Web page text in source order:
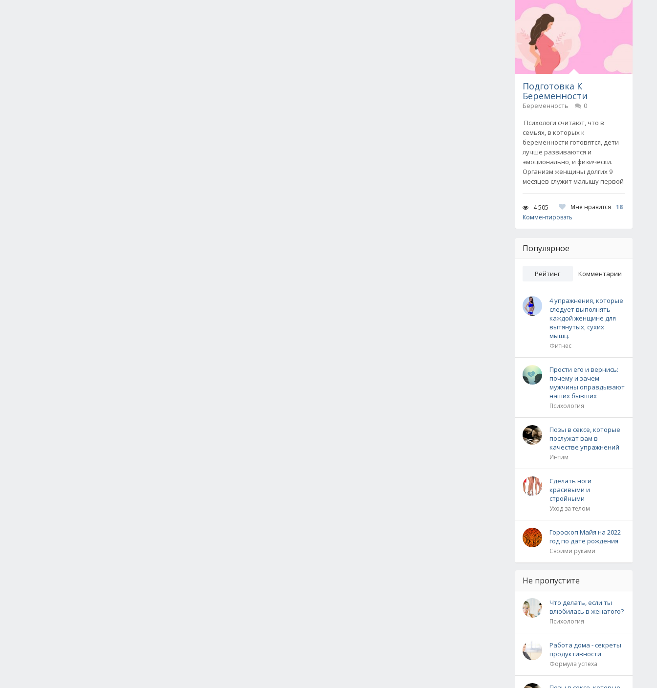
Подготовка К
Беременности
Беременность
0
Психологи считают, что в
семьях, в которых к
беременности готовятся, дети
лучше развиваются и
эмоционально, и физически.
Организм женщины долгих 9
месяцев служит малышу первой
4 505 Мне нравится
18
Комментировать
Популярное
Рейтинг Комментарии
4 упражнения, которые
следует выполнять
каждой женщине для
вытянутых, сухих
мышц.
Фитнес
Прости его и вернись:
почему и зачем
мужчины оправдывают
наших бывших
Психология
Позы в сексе, которые
послужат вам в
качестве упражнений
Интим
Сделать ноги
красивыми и
стройными
Уход за телом
Гороскоп Майя на 2022
год по дате рождения
Своими руками
Не пропустите
Что делать, если ты
влюбилась в женатого?
Психология
Работа дома - секреты
продуктивности
Формула успеха